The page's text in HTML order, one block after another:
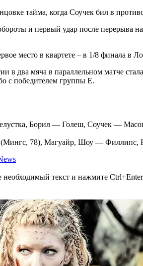
тайма, когда Соучек бил в
и первый удар после перерыва
место в квартете – в 1/8 финала в
в два мяча в параллельном матче
с победителем группы Е.
Борил — Голеш, Соучек —
78), Магуайр, Шоу — Филлипс,
текст и нажмите